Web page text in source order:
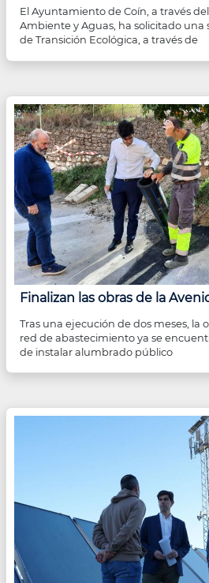
El Ayuntamiento de Coín, a través
Ambiente y Aguas, ha solicitado una
de Transición Ecológica, a través de
Finalizan las obras de la
Tras una ejecución de dos meses, la
red de abastecimiento ya se
de instalar alumbrado público